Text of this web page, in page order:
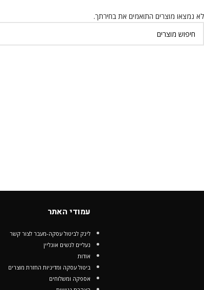
לא נמצאו מוצרים התואמים את בחירתך.
עמודי האתר
לינק לביטול עסקה-מעבר לצור קשר
נעליים לנשים אונליין
אודות
ביטול עסקה ומדיניות החזרת מוצרים
אספקה ומשלוחים